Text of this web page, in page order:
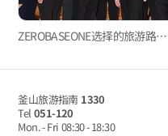
ZEROBASEONE选择的旅游路线是怎样的呢？（第2天）
釜山旅游指南 1330
Tel 051-120
Mon. - Fri 08:30 - 18:30